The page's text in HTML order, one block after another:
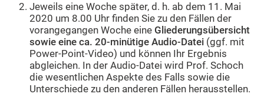
Jeweils eine Woche später, d. h. ab dem 11. Mai
2020 um 8.00 Uhr finden Sie zu den Fällen der
vorangegangen Woche eine Gliederungsübersicht
sowie eine ca. 20-minütige Audio-Datei (ggf. mit
Power-Point-Video) und können Ihr Ergebnis
abgleichen. In der Audio-Datei wird Prof. Schoch
die wesentlichen Aspekte des Falls sowie die
Unterschiede zu den anderen Fällen herausstellen.